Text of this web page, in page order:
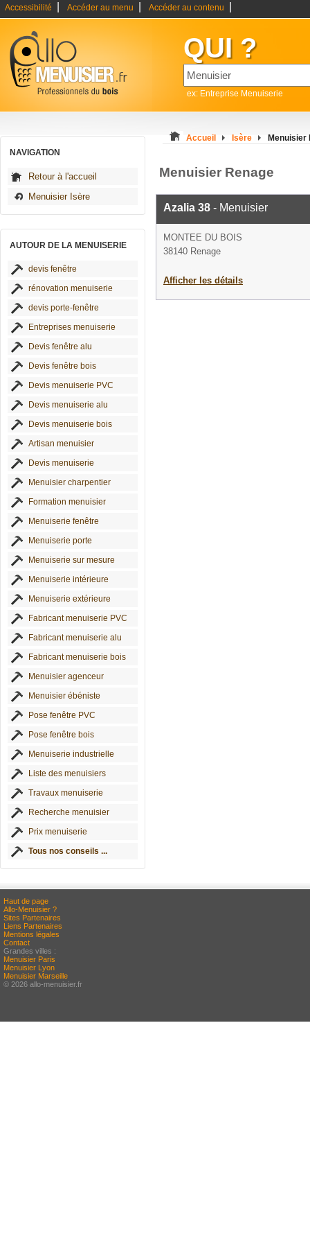
Accessibilité Accéder au menu Accéder au contenu
QUI ?
ex: Entreprise Menuiserie
NAVIGATION
Retour à l'accueil
Menuisier Isère
AUTOUR DE LA MENUISERIE
devis fenêtre
rénovation menuiserie
devis porte-fenêtre
Entreprises menuiserie
Devis fenêtre alu
Devis fenêtre bois
Devis menuiserie PVC
Devis menuiserie alu
Devis menuiserie bois
Artisan menuisier
Devis menuiserie
Menuisier charpentier
Formation menuisier
Menuiserie fenêtre
Menuiserie porte
Menuiserie sur mesure
Menuiserie intérieure
Menuiserie extérieure
Fabricant menuiserie PVC
Fabricant menuiserie alu
Fabricant menuiserie bois
Menuisier agenceur
Menuisier ébéniste
Pose fenêtre PVC
Pose fenêtre bois
Menuiserie industrielle
Liste des menuisiers
Travaux menuiserie
Recherche menuisier
Prix menuiserie
Tous nos conseils ...
Accueil Isère Menuisier
Menuisier Renage
Azalia 38 - Menuisier
MONTEE DU BOIS
38140 Renage
Afficher les détails
Haut de page
Allo-Menuisier ?
Sites Partenaires
Liens Partenaires
Mentions légales
Contact
Grandes villes :
Menuisier Paris
Menuisier Lyon
Menuisier Marseille
© 2026 allo-menuisier.fr